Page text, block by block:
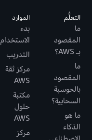
التعلُّم
ما
المقصود
بـ AWS؟
ما
المقصود
بالحوسبة
السحابية؟
ما هو
الذكاء
الموارد
بدء
الاستخدام
التدريب
مركز ثقة
AWS
مكتبة
حلول
AWS
مركز